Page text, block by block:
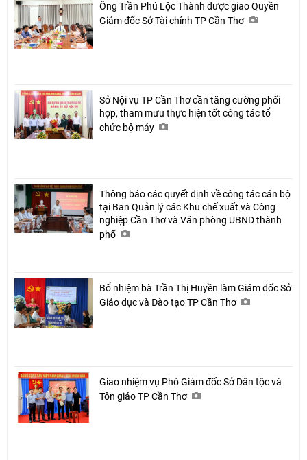
Ông Trần Phú Lộc Thành được giao Quyền
Giám đốc Sở Tài chính TP Cần Thơ
Sở Nội vụ TP Cần Thơ cần tăng cường phối
hợp, tham mưu thực hiện tốt công tác tổ
chức bộ máy
Thông báo các quyết định về công tác cán bộ
tại Ban Quản lý các Khu chế xuất và Công
nghiệp Cần Thơ và Văn phòng UBND thành
phố
Bổ nhiệm bà Trần Thị Huyền làm Giám đốc Sở
Giáo dục và Đào tạo TP Cần Thơ
Giao nhiệm vụ Phó Giám đốc Sở Dân tộc và
Tôn giáo TP Cần Thơ